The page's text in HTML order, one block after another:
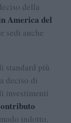
della
America del
sedi anche
standard più
deciso di
investimenti
indotto,